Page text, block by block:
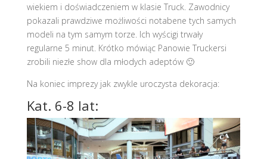
wiekiem i doświadczeniem w klasie Truck. Zawodnicy
pokazali prawdziwe możliwości notabene tych samych
modeli na tym samym torze. Ich wyścigi trwały
regularne 5 minut. Krótko mówiąc Panowie Truckersi
zrobili niezłe show dla młodych adeptów 🙂
Na koniec imprezy jak zwykle uroczysta dekoracja:
Kat. 6-8 lat: